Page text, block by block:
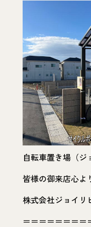
自転車置き場（ジ
皆様の御来店心よ
株式会社ジョイリ
＝＝＝＝＝＝＝＝